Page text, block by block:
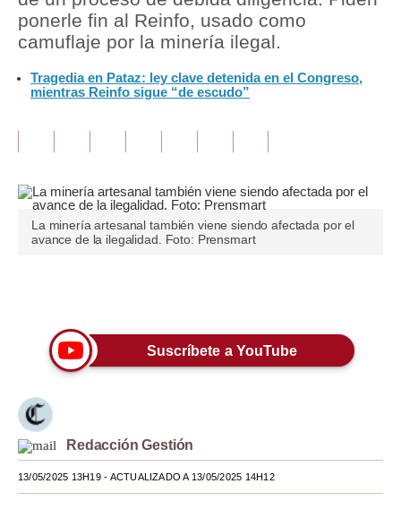
Inmobiliarias
Plus G
Moda
Mundo
ponerle fin al Reinfo, usado como
camuflaje por la minería ilegal.
Tragedia en Pataz: ley clave detenida en el Congreso,
mientras Reinfo sigue “de escudo”
La minería artesanal también viene siendo afectada por el
avance de la ilegalidad. Foto: Prensmart
Suscríbete a YouTube
Redacción Gestión
13/05/2025 13H19- ACTUALIZADO A 13/05/2025 14H12